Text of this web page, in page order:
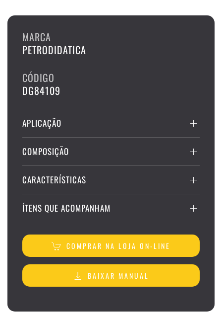
MARCA
PETRODIDATICA
CÓDIGO
DG84109
APLICAÇÃO
COMPOSIÇÃO
CARACTERÍSTICAS
ÍTENS QUE ACOMPANHAM
COMPRAR NA LOJA ON-LINE
BAIXAR MANUAL